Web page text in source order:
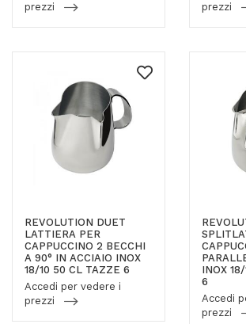
prezzi
prezzi
REVOLUTION DUET
LATTIERA PER
CAPPUCCINO 2 BECCHI
A 90° IN ACCIAIO INOX
18/10 50 CL TAZZE 6
Accedi per vedere i
prezzi
INOX
6
Accedi
prezzi